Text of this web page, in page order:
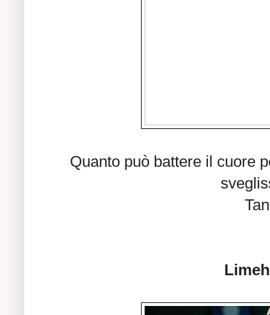
Quanto può battere il cuore